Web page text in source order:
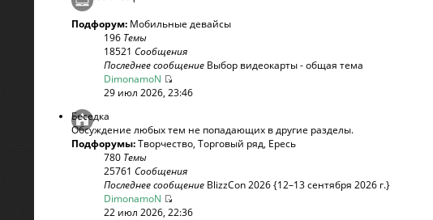
Подфорум: Мобильные девайсы
196 Темы
18521 Сообщения
Последнее сообщение Выбор видеокарты - общая тема
DimonamoN
29 июл 2026, 23:46
Беседка
Обсуждение любых тем не попадающих в другие разделы.
Подфорумы:Творчество, Торговый ряд, Ересь
780 Темы
25761 Сообщения
Последнее сообщение BlizzCon 2026 {12–13 сентября 2026 г.}
DimonamoN
22 июл 2026, 22:36